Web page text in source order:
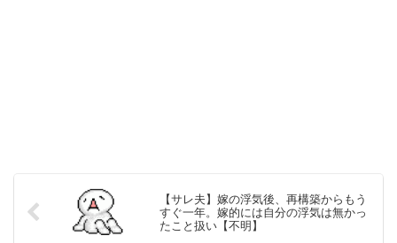
【サレ夫】嫁の浮気後、再構築からもう
すぐ一年。嫁的には自分の浮気は無かっ
たこと扱い【不明】